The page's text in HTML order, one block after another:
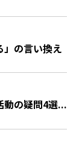
」の言い換え
動の疑問4選...